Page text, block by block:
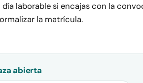
laborable si encajas con la
la matrícula.
abierta